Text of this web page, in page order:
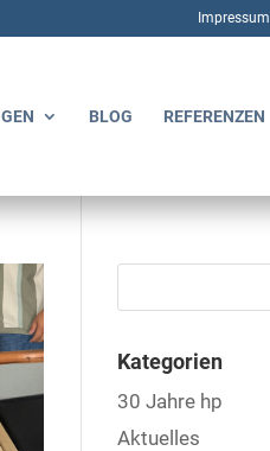
Impressum
BLOG REFERENZEN
Kategorien
30 Jahre hp
Aktuelles